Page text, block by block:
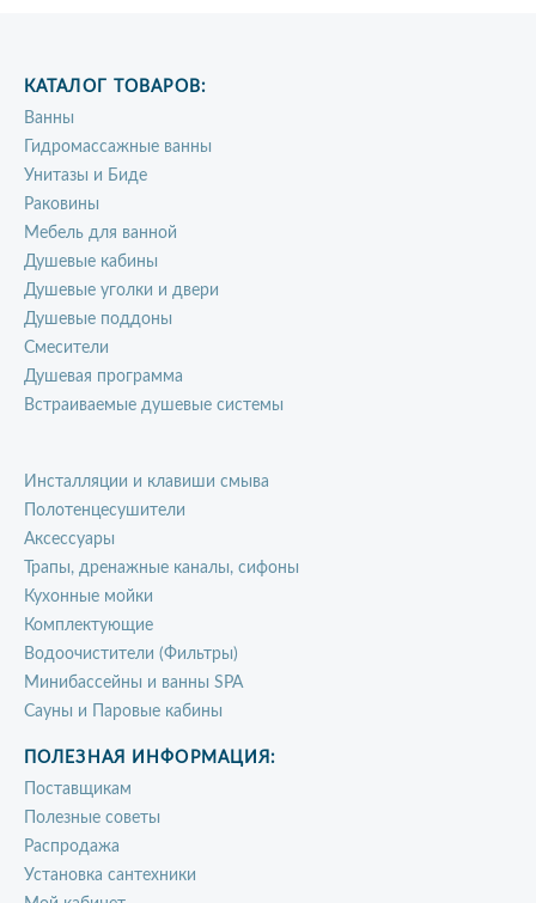
КАТАЛОГ ТОВАРОВ:
Ванны
Гидромассажные ванны
Унитазы и Биде
Раковины
Мебель для ванной
Душевые кабины
Душевые уголки и двери
Душевые поддоны
Смесители
Душевая программа
Встраиваемые душевые системы
Инсталляции и клавиши смыва
Полотенцесушители
Аксессуары
Трапы, дренажные каналы, сифоны
Кухонные мойки
Комплектующие
Водоочистители (Фильтры)
Минибассейны и ванны SPA
Сауны и Паровые кабины
ПОЛЕЗНАЯ ИНФОРМАЦИЯ:
Поставщикам
Полезные советы
Распродажа
Установка сантехники